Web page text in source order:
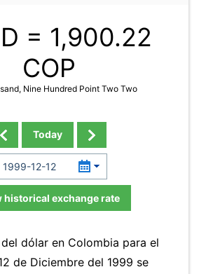
= 1,900.22
COP
Nine Hundred Point Two Two
Today
historical exchange rate
dólar en Colombia para el
de Diciembre del 1999 se